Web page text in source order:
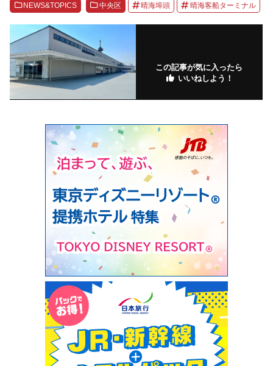
NEWS&TOPICS 中央区 晴海埠頭 晴海客船ターミナル
この記事が気に入ったら
いいねしよう！